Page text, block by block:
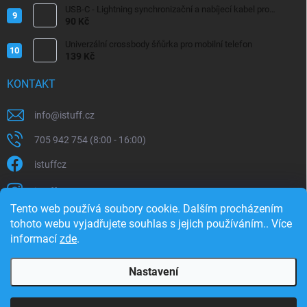
Tento web používá soubory cookie. Dalším procházením
tohoto webu vyjadřujete souhlas s jejich používáním.. Více
informací zde.
Nastavení
USB-C - Lightning synchronizační a nabíjecí kabel pro
iPhone/iPad 20W
90 Kč
Univerzální crossbody šňůrka pro mobilní telefon
139 Kč
KONTAKT
info@istuff.cz
705 942 754 (8:00 - 16:00)
istuffcz
istuffcz
istuffcz
@istuff.cz